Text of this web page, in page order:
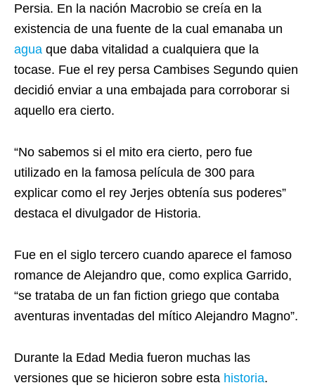
Persia. En la nación Macrobio se creía en la
existencia de una fuente de la cual emanaba un
agua que daba vitalidad a cualquiera que la
tocase. Fue el rey persa Cambises Segundo quien
decidió enviar a una embajada para corroborar si
aquello era cierto.
“No sabemos si el mito era cierto, pero fue
utilizado en la famosa película de 300 para
explicar como el rey Jerjes obtenía sus poderes”
destaca el divulgador de Historia.
Fue en el siglo tercero cuando aparece el famoso
romance de Alejandro que, como explica Garrido,
“se trataba de un fan fiction griego que contaba
aventuras inventadas del mítico Alejandro Magno”.
Durante la Edad Media fueron muchas las
versiones que se hicieron sobre esta historia.